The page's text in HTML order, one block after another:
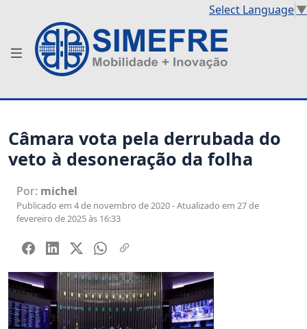
Select Language▼
Câmara vota pela derrubada do
veto à desoneração da folha
Por: michel
Publicado em 4 de novembro de 2020 - Atualizado em 27 de
fevereiro de 2025 às 16:33